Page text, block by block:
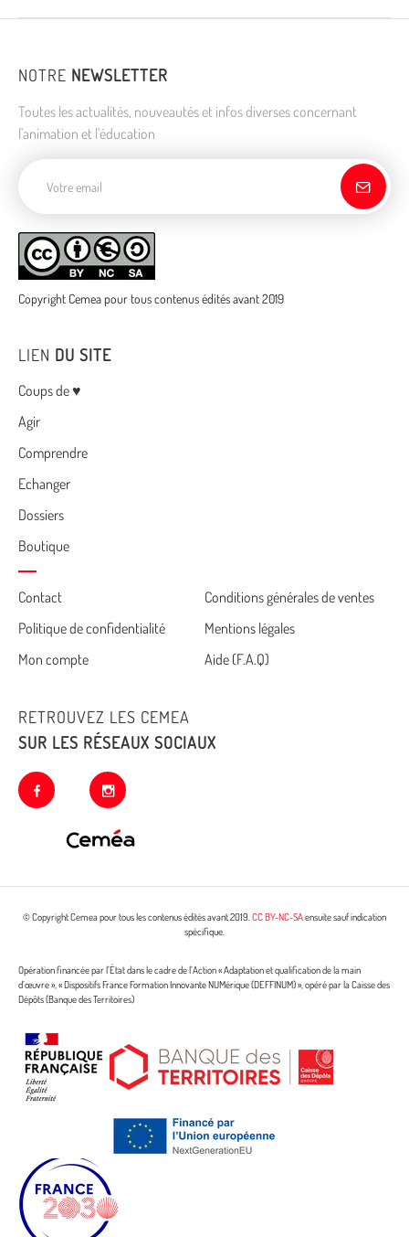
NOTRE NEWSLETTER
Toutes les actualités, nouveautés et infos diverses concernant
l'animation et l'éducation
Copyright Cemea pour tous contenus édités avant 2019
LIEN DU SITE
Menu
Coups de ♥
Agir
Comprendre
Echanger
Dossiers
Boutique
Cemea
footer
Contact
Conditions générales de ventes
Politique de confidentialité
Mentions légales
Mon compte
Aide (F.A.Q)
RETROUVEZ LES CEMEA
SUR LES RÉSEAUX SOCIAUX
facebook instagram
© Copyright Cemea pour tous les contenus édités avant 2019.CC BY-NC-SAensuite sauf indication
spécifique.
Opération financée par l’État dans le cadre de l’Action « Adaptation et qualification de la main
d’œuvre », « Dispositifs France Formation Innovante NUMérique (DEFFINUM) », opéré par la Caisse des
Dépôts (Banque des Territoires)